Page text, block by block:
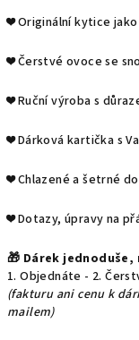
❤️ Originální kytice
❤️ Čerstvé ovoce se
❤️ Ruční výroba s
❤️ Dárková kartička s
❤️Chlazené a šetrné
❤️ Dotazy, úpravy na
🎁 Dárek
1. Objednáte - 2.
(fakturu ani cenu k
mailem)